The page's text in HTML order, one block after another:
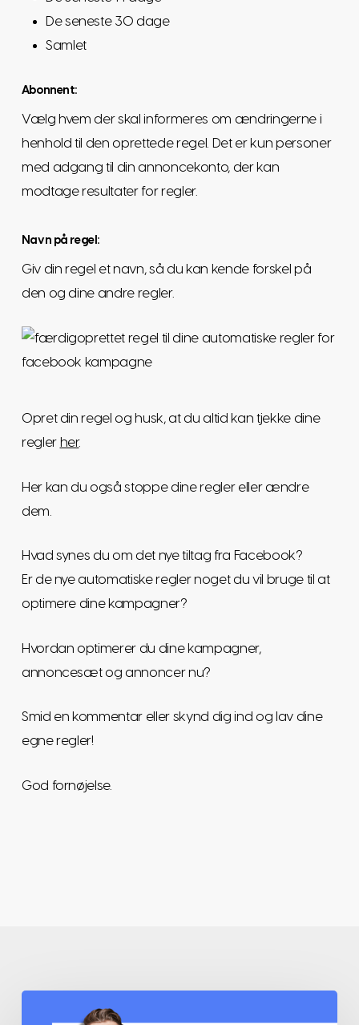
De seneste 30 dage
Samlet
Abonnent:
Vælg hvem der skal informeres om ændringerne i
henhold til den oprettede regel. Det er kun personer
med adgang til din annoncekonto, der kan
modtage resultater for regler.
Navn på regel:
Giv din regel et navn, så du kan kende forskel på
den og dine andre regler.
Opret din regel og husk, at du altid kan tjekke dine
regler her.
Her kan du også stoppe dine regler eller ændre
dem.
Hvad synes du om det nye tiltag fra Facebook?
Er de nye automatiske regler noget du vil bruge til at
optimere dine kampagner?
Hvordan optimerer du dine kampagner,
annoncesæt og annoncer nu?
Smid en kommentar eller skynd dig ind og lav dine
egne regler!
God fornøjelse.